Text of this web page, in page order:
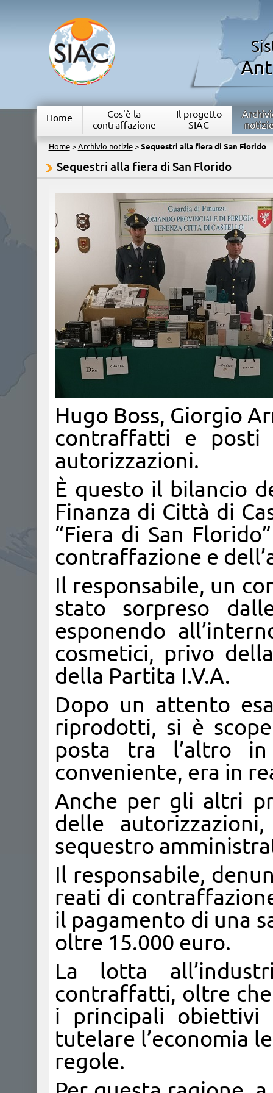
Home
Cos'è la
contraffazione
Il progetto
SIAC
Home> Archivio notizie> Sequestri alla fiera di San Florido
Sequestri alla fiera di San Florido
Hugo Boss, Giorgio
contraffatti e posti
autorizzazioni.
È questo il bilancio
Finanza di Città di
“Fiera di San
contraffazione e
Il responsabile, un
stato sorpreso
esponendo
cosmetici, privo
della Partita I.V.A.
Dopo un attento
riprodotti, si è
posta tra l’altro
conveniente, era in
Anche per gli altri
delle
sequestro
Il responsabile,
reati di
il pagamento di una
oltre 15.000 euro.
La lotta
contraffatti, oltre che
i principali obiettivi
tutelare l’economia
regole.